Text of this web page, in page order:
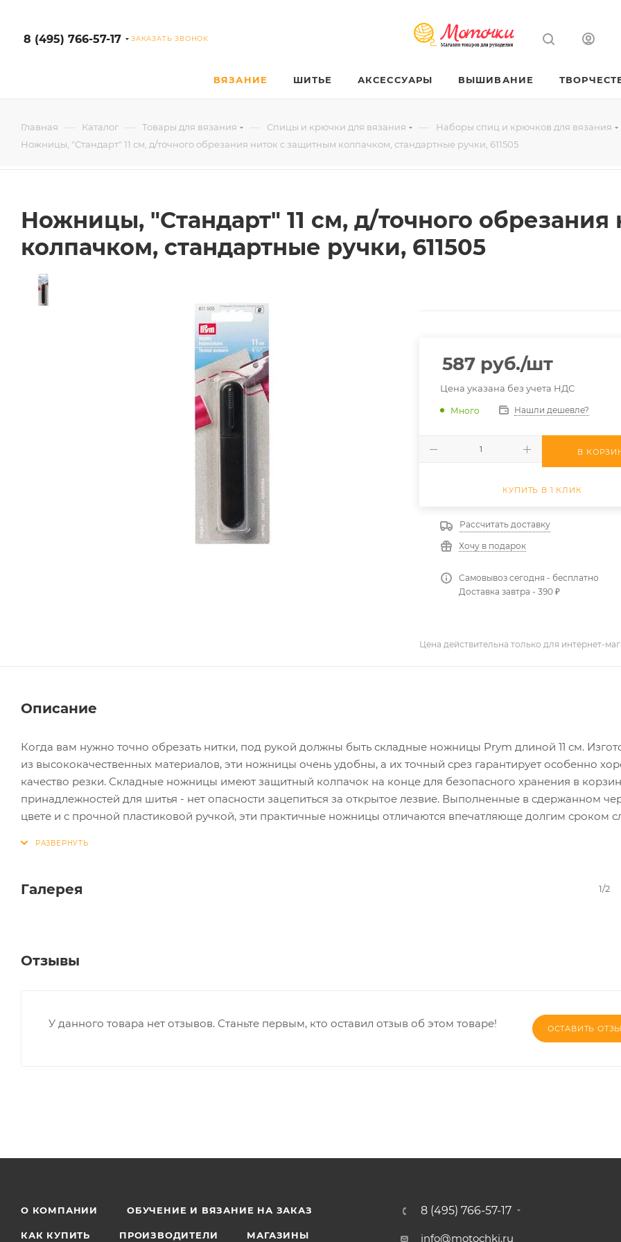
8 (495) 766-57-17 ЗАКАЗАТЬ ЗВОНОК
ВЯЗАНИЕ ШИТЬЕ АКСЕССУАРЫ ВЫШИВАНИЕ
Главная — Каталог — Товары для вязания — Спицы и крючки для вязания —
Наборы спиц и крючков для вязания
Ножницы, "Стандарт" 11 см, д/точного обрезания ниток с защитным колпачком, стандартные ручки, 611505
Ножницы, "Стандарт" 11 см, д/точного
колпачком, стандартные ручки, 611505
587 руб./шт
Цена указана без учета НДС
Много Нашли дешевле?
В
КУПИТЬ В 1 КЛИК
Рассчитать доставку
Хочу в подарок
Самовывоз сегодня - бесплатно
Доставка завтра - 390 ₽
Цена действительна только для интернет-
Описание
Когда вам нужно точно обрезать нитки, под рукой должны быть складные ножницы Prym длиной 11 см.
из высококачественных материалов, эти ножницы очень удобны, а их точный срез гарантирует особенно
качество резки. Складные ножницы имеют защитный колпачок на конце для безопасного хранения в
принадлежностей для шитья - нет опасности зацепиться за открытое лезвие. Выполненные в сдержанном
цвете и с прочной пластиковой ручкой, эти практичные ножницы отличаются впечатляюще долгим сроком
Галерея 1/2
Отзывы
ОСТАВИТЬ
У данного товара нет отзывов. Станьте первым, кто оставил отзыв об этом товаре!
О КОМПАНИИ ОБУЧЕНИЕ И ВЯЗАНИЕ НА ЗАКАЗ
КАК КУПИТЬ ПРОИЗВОДИТЕЛИ МАГАЗИНЫ
8 (495) 766-57-17
info@motochki.ru